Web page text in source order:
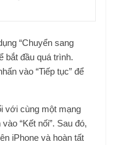
“Chuyển sang
bắt đầu quá trình.
vào “Tiếp tục” để
với cùng một mạng
“Kết nối”. Sau đó,
iPhone và hoàn tất